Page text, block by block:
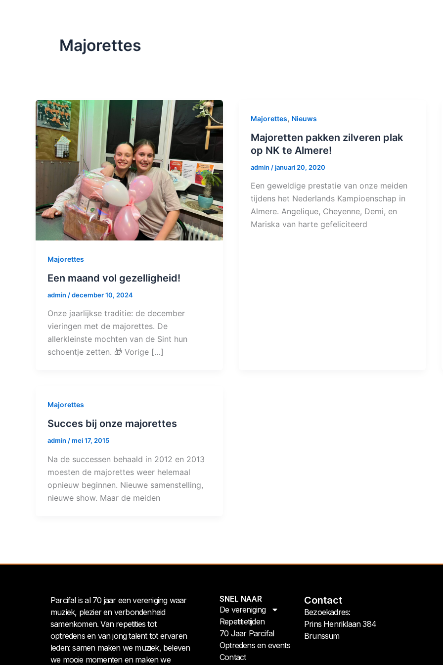
Majorettes
Majorettes
Een maand vol gezelligheid!
admin /december 10, 2024
Onze jaarlijkse traditie: de december
vieringen met de majorettes. De
allerkleinste mochten van de Sint hun
schoentje zetten. 🎁 Vorige […]
Majorettes, Nieuws
Majoretten pakken zilveren plak
op NK te Almere!
admin /januari 20, 2020
Een geweldige prestatie van onze meiden
tijdens het Nederlands Kampioenschap in
Almere. Angelique, Cheyenne, Demi, en
Mariska van harte gefeliciteerd
Majorettes
Succes bij onze majorettes
admin /mei 17, 2015
Na de successen behaald in 2012 en 2013
moesten de majorettes weer helemaal
opnieuw beginnen. Nieuwe samenstelling,
nieuwe show. Maar de meiden
Parcifal is al 70 jaar een vereniging waar
muziek, plezier en verbondenheid
samenkomen. Van repetities tot
optredens en van jong talent tot ervaren
leden: samen maken we muziek, beleven
we mooie momenten en maken we
SNEL NAAR
De vereniging
Repetitietijden
70 Jaar Parcifal
Optredens en events
Contact
Contact
Bezoekadres:
Prins Henriklaan 384
Brunssum